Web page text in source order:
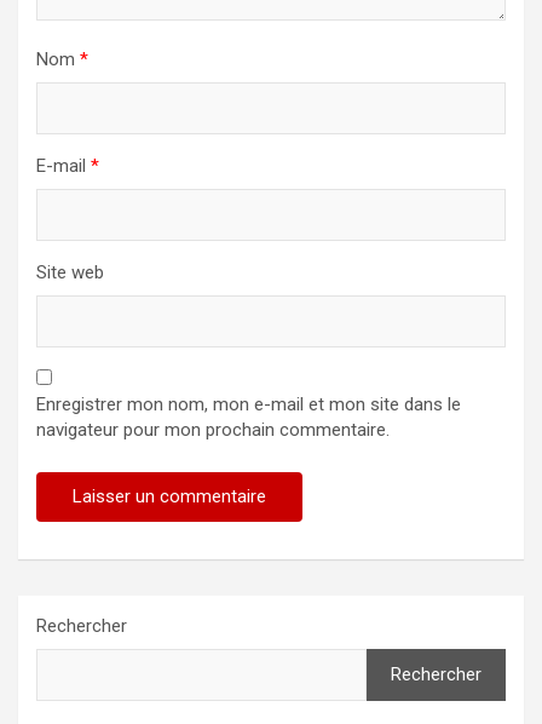
Nom *
E-mail *
Site web
Enregistrer mon nom, mon e-mail et mon site dans le
navigateur pour mon prochain commentaire.
Rechercher
Rechercher